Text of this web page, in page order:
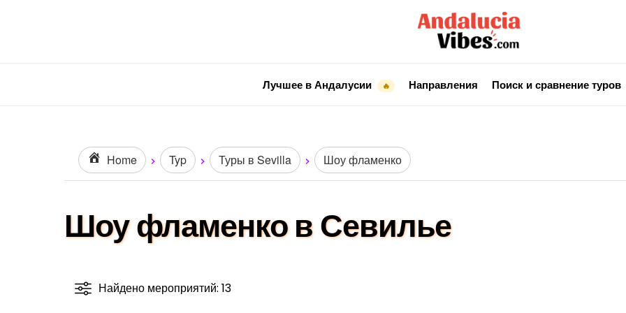
Лучшее в Андалусии 🔥 Направления Поиск и сравнение туров
Home Typ Туры в Sevilla Шоу фламенко
Шоу фламенко в Севилье
Найдено мероприятий: 13